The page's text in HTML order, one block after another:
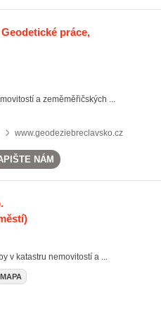
práce,
a zeměměřičských ...
www.geodeziebreclavsko.cz
NÁM
v katastru nemovitostí a ...
MAPA